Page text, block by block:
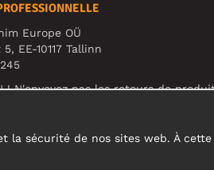
Europe OÜ
EE-10117 Tallinn
! N'envoyez pas les retours de
la sécurité de nos sites web. À